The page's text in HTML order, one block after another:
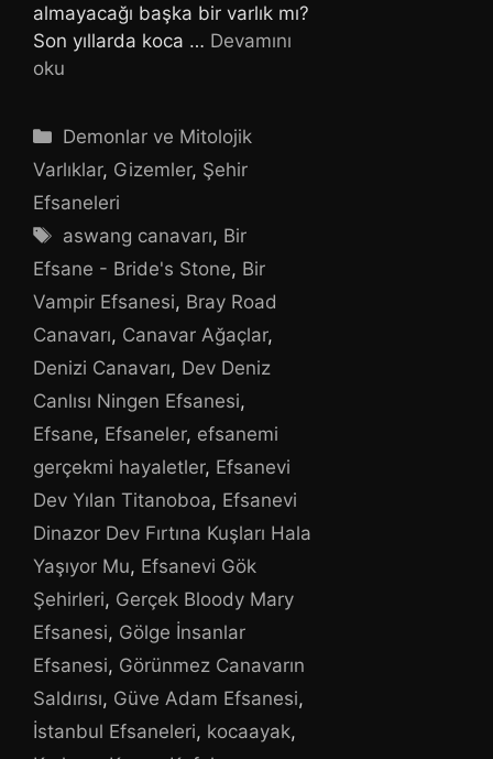
almayacağı başka bir varlık mı?
Son yıllarda koca … Devamını
oku
Kategoriler
Demonlar ve Mitolojik
Varlıklar, Gizemler, Şehir
Efsaneleri
Etiketler
aswang canavarı, Bir
Efsane - Bride's Stone, Bir
Vampir Efsanesi, Bray Road
Canavarı, Canavar Ağaçlar,
Denizi Canavarı, Dev Deniz
Canlısı Ningen Efsanesi,
Efsane, Efsaneler, efsanemi
gerçekmi hayaletler, Efsanevi
Dev Yılan Titanoboa, Efsanevi
Dinazor Dev Fırtına Kuşları Hala
Yaşıyor Mu, Efsanevi Gök
Şehirleri, Gerçek Bloody Mary
Efsanesi, Gölge İnsanlar
Efsanesi, Görünmez Canavarın
Saldırısı, Güve Adam Efsanesi,
İstanbul Efsaneleri, kocaayak,